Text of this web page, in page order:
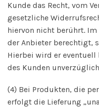
Kunde das Recht, vom
gesetzliche
hiervon nicht berührt.
der Anbieter berechtigt,
Hierbei wird er
des Kunden
(4) Bei Produkten, die
erfolgt die Lieferung